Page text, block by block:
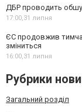
ДБР проводить
17:00, 31 липня
ЄС продовжив
зміниться
16:00, 31 липня
Рубрики
Загальний розділ